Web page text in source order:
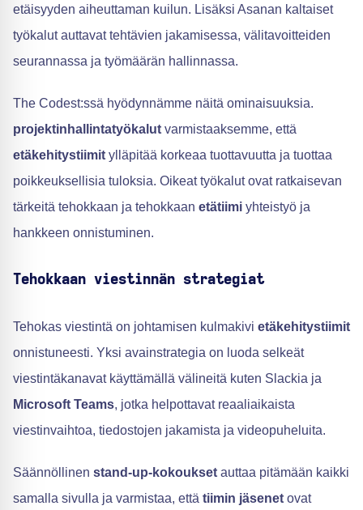
etäisyyden aiheuttaman kuilun. Lisäksi Asanan kaltaiset
työkalut auttavat tehtävien jakamisessa, välitavoitteiden
seurannassa ja työmäärän hallinnassa.
The Codest:ssä hyödynnämme näitä ominaisuuksia.
projektinhallintatyökalut varmistaaksemme, että
etäkehitystiimit ylläpitää korkeaa tuottavuutta ja tuottaa
poikkeuksellisia tuloksia. Oikeat työkalut ovat ratkaisevan
tärkeitä tehokkaan ja tehokkaan etätiimi yhteistyö ja
hankkeen onnistuminen.
Tehokkaan viestinnän strategiat
Tehokas viestintä on johtamisen kulmakivi etäkehitystiimit
onnistuneesti. Yksi avainstrategia on luoda selkeät
viestintäkanavat käyttämällä välineitä kuten Slackia ja
Microsoft Teams, jotka helpottavat reaaliaikaista
viestinvaihtoa, tiedostojen jakamista ja videopuheluita.
Säännöllinen stand-up-kokoukset auttaa pitämään kaikki
samalla sivulla ja varmistaa, että tiimin jäsenet ovat